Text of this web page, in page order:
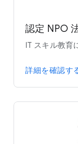
認定 NPO
IT スキル教育
詳細を確認す